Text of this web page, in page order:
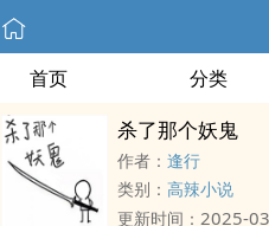
首页 分类
杀了那个妖鬼
作者： 逢行
类别： 高辣小说
更新时间： 2025-